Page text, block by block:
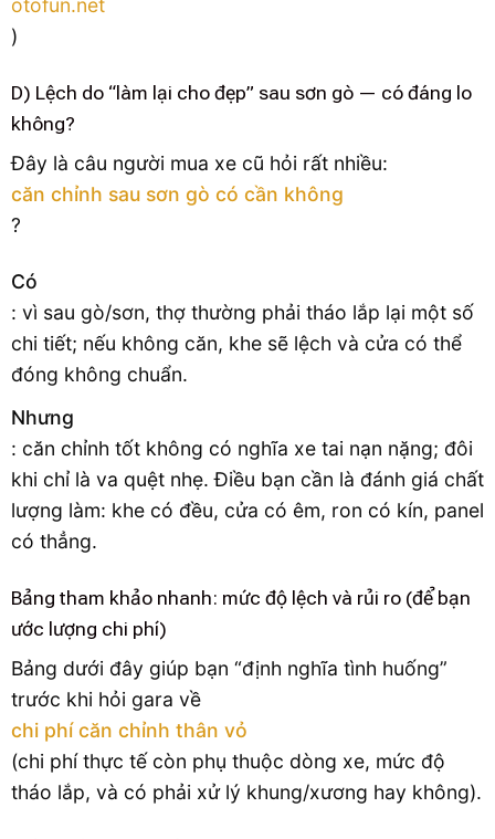
)
D) Lệch do “làm lại cho đẹp” sau sơn gò — có đáng lo
không?
Đây là câu người mua xe cũ hỏi rất nhiều:
căn chỉnh sau sơn gò có cần không
?
Có
: vì sau gò/sơn, thợ thường phải tháo lắp lại một số
chi tiết; nếu không căn, khe sẽ lệch và cửa có thể
đóng không chuẩn.
Nhưng
: căn chỉnh tốt không có nghĩa xe tai nạn nặng; đôi
khi chỉ là va quệt nhẹ. Điều bạn cần là đánh giá chất
lượng làm: khe có đều, cửa có êm, ron có kín, panel
có thẳng.
Bảng tham khảo nhanh: mức độ lệch và rủi ro (để bạn
ước lượng chi phí)
Bảng dưới đây giúp bạn “định nghĩa tình huống”
trước khi hỏi gara về
chi phí căn chỉnh thân vỏ
(chi phí thực tế còn phụ thuộc dòng xe, mức độ
tháo lắp, và có phải xử lý khung/xương hay không).